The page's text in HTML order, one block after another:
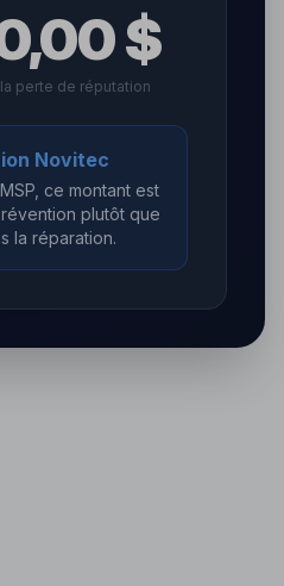
$
perte de réputation
Novitec
ce montant est
plutôt que
la réparation.